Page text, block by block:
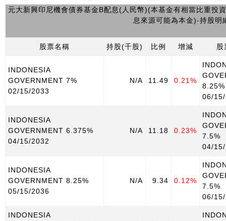
元大新興印尼機會債券基金B配息(人民幣)(本基金有相當比重投
息來源可能為本金)-持股明
股票名稱 持股(千股) 比例 增減 股
INDONESIA
GOVERNMENT 7%
02/15/2033
N/A 11.49 0.21%
8.25%
06/
INDONESIA
GOVERNMENT 6.375%
04/15/2032
N/A 11.18 0.23%
7.5%
04/
INDONESIA
GOVERNMENT 8.25%
05/15/2036
N/A 9.34 0.12%
7.5%
06/
INDONESIA